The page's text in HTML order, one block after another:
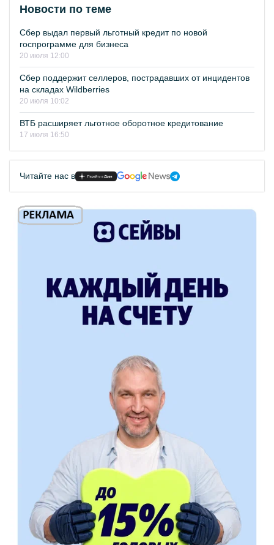
Новости по теме
Сбер выдал первый льготный кредит по новой
госпрограмме для бизнеса
20 июля 12:00
Сбер поддержит селлеров, пострадавших от инцидентов
на складах Wildberries
20 июля 10:02
ВТБ расширяет льготное оборотное кредитование
17 июля 16:50
Читайте нас в